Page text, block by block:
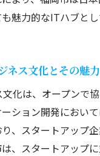
魅力的なITハブと
ネス文化とその魅力
化は、オープンで
ション開発におい
、スタートアップ
、スタートアップ